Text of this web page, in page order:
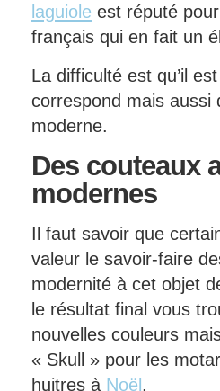
laguiole est réputé
français qui en fait un
La difficulté est qu’il
correspond mais aussi
moderne.
Des couteaux
modernes
Il faut savoir que
valeur le savoir-faire
modernité à cet objet
le résultat final vous
nouvelles couleurs
« Skull » pour les
huitres à Noël .